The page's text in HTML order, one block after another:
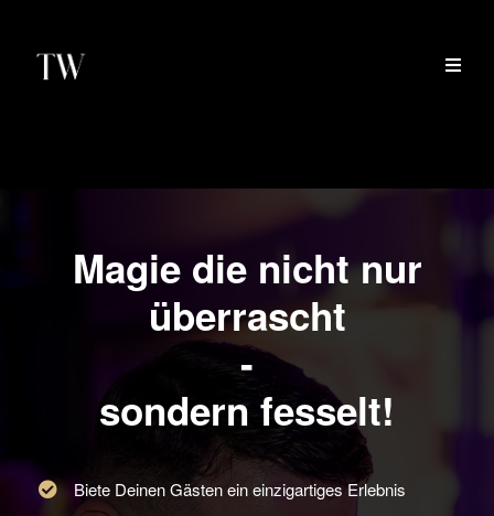
Magie die nicht nur
überrascht
-
sondern fesselt!
Biete Deinen Gästen ein einzigartiges Erlebnis